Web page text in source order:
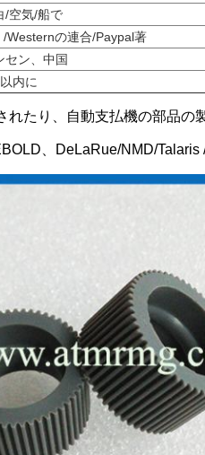
/空気/船で
/Westernの連合/Paypal著
セン、中国
内に
れたり、自動支払機の部品
、DeLaRue/NMD/